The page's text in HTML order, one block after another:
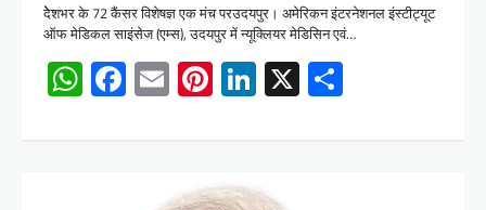
देेशभर के 72 कैंसर विशेषज्ञ एक मंच परउदयपुर। अमेरिकन इंटरनेशनल इंस्टीट्यूट
ऑफ मेडिकल साइंसेज (एम्स), उदयपुर में न्यूक्लियर मेडिसिन एवं…
WhatsApp
Facebook
EmailPinterest
LinkedIn
X